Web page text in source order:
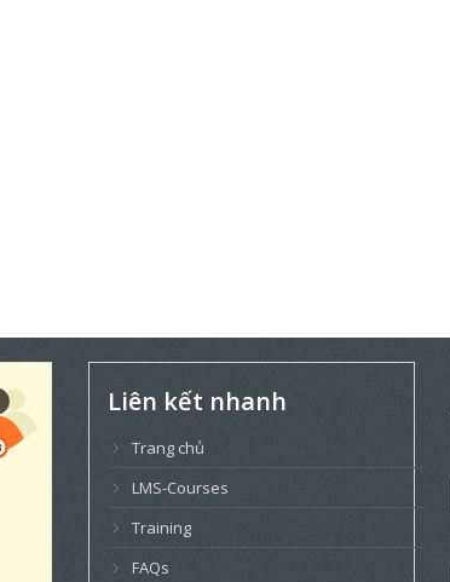
Liên kết nhanh
Trang chủ
LMS-Courses
Training
FAQs